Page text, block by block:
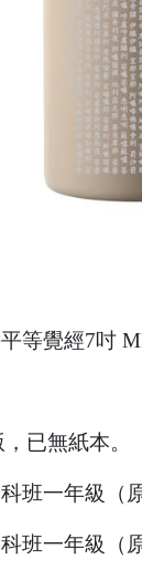
等覺經7吋
已無紙本。
班一年級（
班一年級（